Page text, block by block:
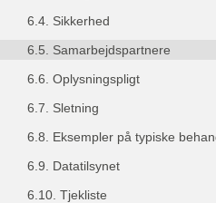
6.4. Sikkerhed
6.5. Samarbejdspartnere
6.6. Oplysningspligt
6.7. Sletning
6.8. Eksempler på typiske
6.9. Datatilsynet
6.10. Tjekliste